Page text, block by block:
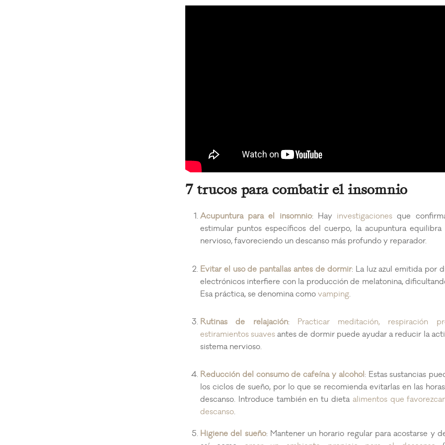
7 trucos para combatir el insomnio
Acupuntura para el insomnio: Hay investigaciones que
estimular puntos específicos del cuerpo, la acupuntura equilibra
nervioso, favoreciendo un descanso más profundo y reparador.
Evitar el uso de pantallas antes de dormir: La luz azul emitida por
electrónicos interfiere con la producción de melatonina,
Esa práctica, se denomina como vamping.
Rutinas de relajación: Practicar meditación, respiración
estiramientos suaves antes de dormir puede ayudar a reducir la
sistema nervioso.
Reducción del consumo de cafeína y alcohol: Estas sustancias
los ciclos de sueño, por lo que se recomienda evitarlas en las
descanso. Introduce también en tu dietaalimentos que
descanso.
Higiene del sueño: Mantener un horario regular para acostarse y